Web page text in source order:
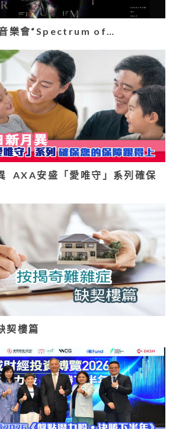
樂會“Spectrum of…
AXA安盛「愛唯守」系列確保
契樓篇